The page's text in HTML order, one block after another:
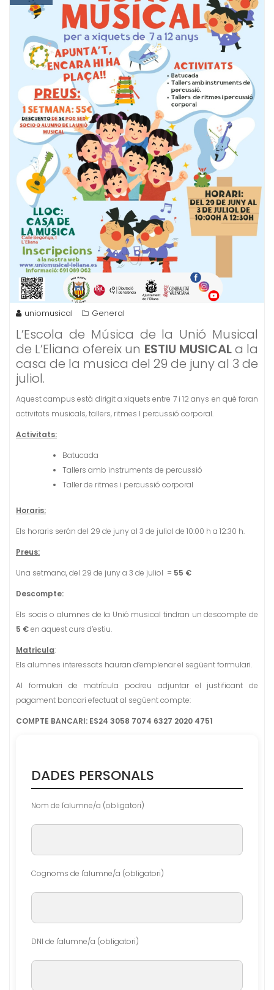
uniomusical General
L’Escola de Música de la Unió Musical
de L’Eliana ofereix un ESTIU MUSICALa la
casa de la musica del 29 de juny al 3 de
juliol.
Aquest campus està dirigit a xiquets entre 7 i 12 anys en què faran
activitats musicals, tallers, ritmes I percussió corporal.
Activitats:
Batucada
Tallers amb instruments de percussió
Taller de ritmes i percussió corporal
Horaris:
Els horaris serán del 29 de juny al 3 de juliol de 10:00 h a 12:30 h.
Preus:
Una setmana, del 29 de juny a 3 de juliol = 55 €
Descompte:
Els socis o alumnes de la Unió musical tindran un descompte de
5 €en aquest curs d’estiu.
Matricula:
Els alumnes interessats hauran d’emplenar el següent formulari.
Al formulari de matrícula podreu adjuntar el justificant de
pagament bancari efectuat al següent compte:
COMPTE BANCARI: ES24 3058 7074 6327 2020 4751
DADES PERSONALS
Nom de l'alumne/a (obligatori)
Cognoms de l'alumne/a (obligatori)
DNI de l'alumne/a (obligatori)